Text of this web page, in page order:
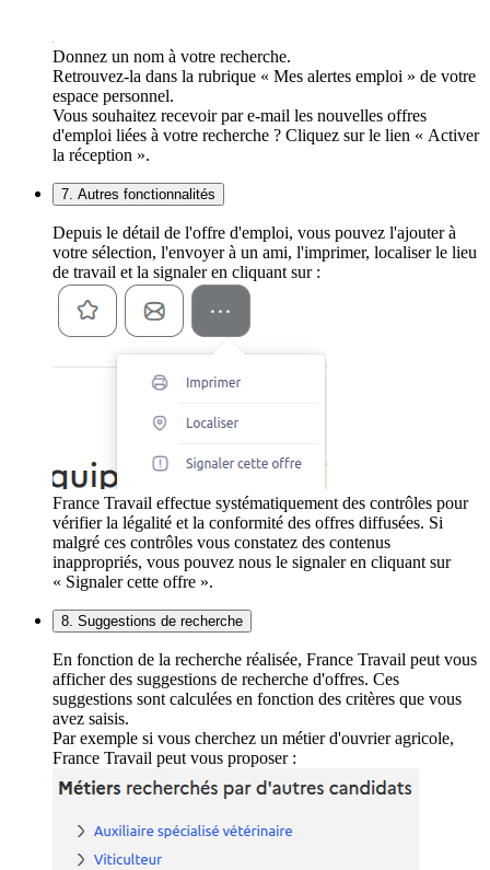
Donnez un nom à votre recherche.
Retrouvez-la dans la rubrique « Mes alertes emploi » de votre
espace personnel.
Vous souhaitez recevoir par e-mail les nouvelles offres
d'emploi liées à votre recherche ? Cliquez sur le lien « Activer
la réception ».
7. Autres fonctionnalités
Depuis le détail de l'offre d'emploi, vous pouvez l'ajouter à
votre sélection, l'envoyer à un ami, l'imprimer, localiser le lieu
de travail et la signaler en cliquant sur :
France Travail effectue systématiquement des contrôles pour
vérifier la légalité et la conformité des offres diffusées. Si
malgré ces contrôles vous constatez des contenus
inappropriés, vous pouvez nous le signaler en cliquant sur
« Signaler cette offre ».
8. Suggestions de recherche
En fonction de la recherche réalisée, France Travail peut vous
afficher des suggestions de recherche d'offres. Ces
suggestions sont calculées en fonction des critères que vous
avez saisis.
Par exemple si vous cherchez un métier d'ouvrier agricole,
France Travail peut vous proposer :